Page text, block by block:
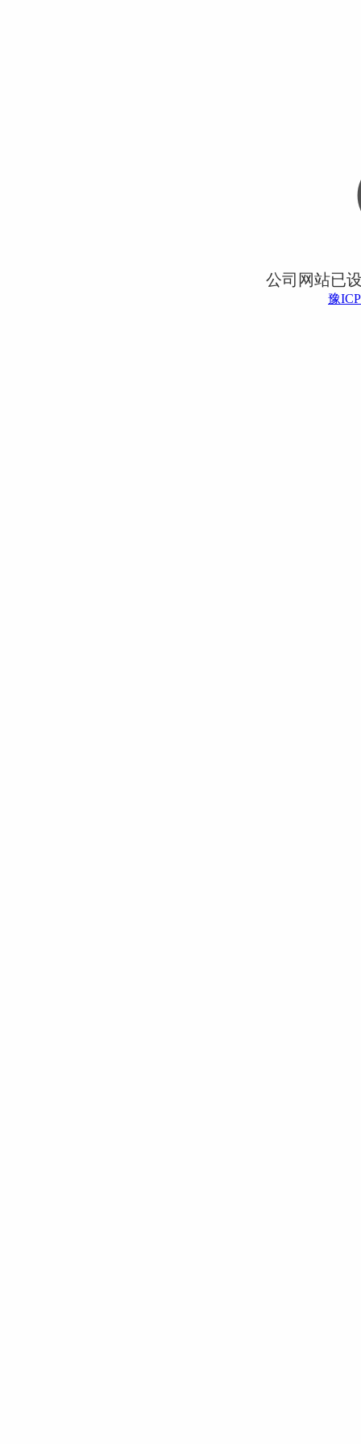
公司网站已
豫